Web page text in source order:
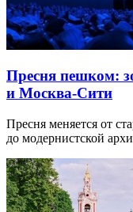
Пресня пешком:
и Москва-Сити
Пресня меняется от
до модернистской